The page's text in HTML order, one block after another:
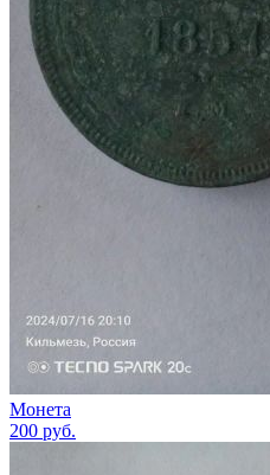
Монета
200 руб.